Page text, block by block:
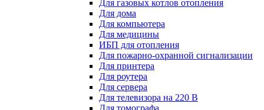
Для газовых котлов отопления
Для дома
Для компьютера
Для медицины
ИБП для отопления
Для пожарно-охранной сигнализации
Для принтера
Для роутера
Для сервера
Для телевизора на 220 В
Для томографа